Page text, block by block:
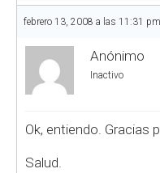
febrero 13, 2008 a las 11:31 pm
Anónimo
Inactivo
Ok, entiendo. Gracias
Salud.